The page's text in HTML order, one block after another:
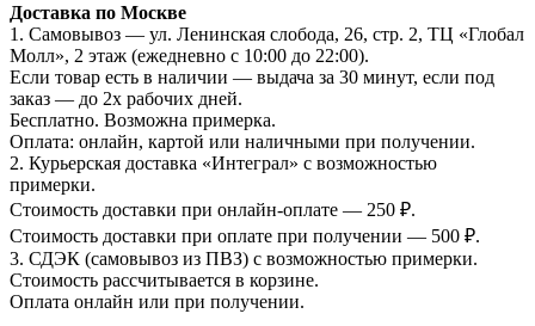
Доставка по Москве
1. Самовывоз — ул. Ленинская слобода, 26, стр. 2, ТЦ «Глобал
Молл», 2 этаж (ежедневно с 10:00 до 22:00).
Если товар есть в наличии — выдача за 30 минут, если под
заказ — до 2х рабочих дней.
Бесплатно. Возможна примерка.
Оплата: онлайн, картой или наличными при получении.
2. Курьерская доставка «Интеграл» с возможностью
примерки.
Стоимость доставки при онлайн-оплате — 250 ₽.
Стоимость доставки при оплате при получении — 500 ₽.
3. СДЭК (самовывоз из ПВЗ) с возможностью примерки.
Стоимость рассчитывается в корзине.
Оплата онлайн или при получении.